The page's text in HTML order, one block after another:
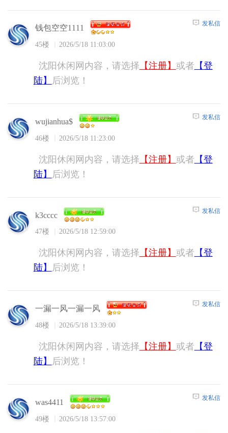
钱包空空1111
45楼 2026/5/18 11:03:00
发私信
沈阳休闲网内容，请选择 【注册】 或者 【登
陆】
后浏览！
wujianhua$
46楼 2026/5/18 11:23:00
发私信
沈阳休闲网内容，请选择 【注册】 或者 【登
陆】
后浏览！
k3cccc
47楼 2026/5/18 12:59:00
发私信
沈阳休闲网内容，请选择 【注册】 或者 【登
陆】
后浏览！
一漏一风一漏一风
48楼 2026/5/18 13:39:00
发私信
沈阳休闲网内容，请选择 【注册】 或者 【登
陆】
后浏览！
was4411
49楼 2026/5/18 13:57:00
发私信